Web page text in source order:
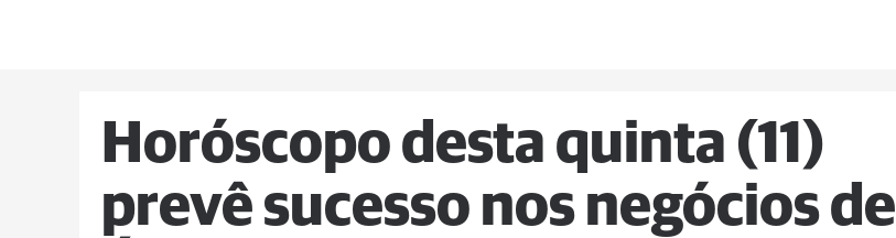
Horóscopo desta quinta (11)
prevê sucesso nos negócios de